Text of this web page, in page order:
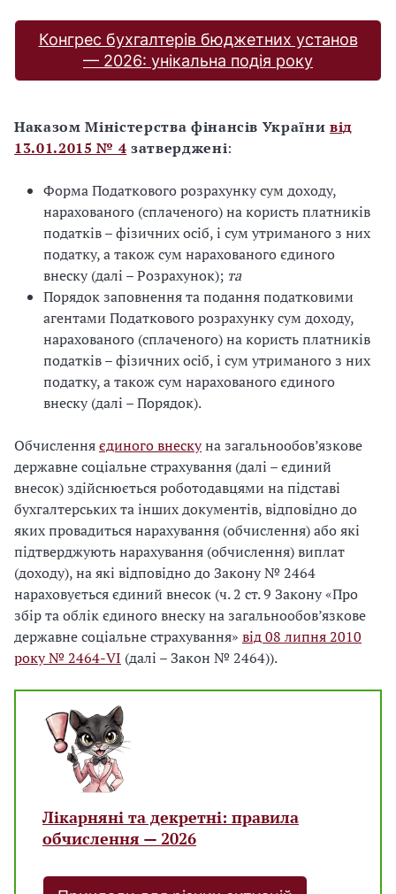
Конгрес бухгалтерів бюджетних установ
— 2026: унікальна подія року
Наказом Міністерства фінансів Українивід
13.01.2015 № 4 затверджені:
Форма Податкового розрахунку сум доходу,
нарахованого (сплаченого) на користь платників
податків – фізичних осіб, і сум утриманого з них
податку, а також сум нарахованого єдиного
внеску (далі – Розрахунок); та
Порядок заповнення та подання податковими
агентами Податкового розрахунку сум доходу,
нарахованого (сплаченого) на користь платників
податків – фізичних осіб, і сум утриманого з них
податку, а також сум нарахованого єдиного
внеску (далі – Порядок).
Обчисленняєдиного внескуна загальнообов’язкове
державне соціальне страхування (далі – єдиний
внесок) здійснюється роботодавцями на підставі
бухгалтерських та інших документів, відповідно до
яких провадиться нарахування (обчислення) або які
підтверджують нарахування (обчислення) виплат
(доходу), на які відповідно до Закону № 2464
нараховується єдиний внесок (ч. 2 ст. 9 Закону «Про
збір та облік єдиного внеску на загальнообов’язкове
державне соціальне страхування» від 08 липня 2010
року № 2464-VI (далі – Закон № 2464)).
Лікарняні та декретні: правила
обчислення — 2026